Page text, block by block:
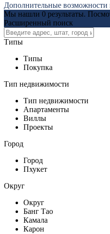
Дополнительные возможности
Мы нашли 0 результаты.
Расширенный поиск
Типы
Типы
Покупка
Тип недвижимости
Тип недвижимости
Апартаменты
Виллы
Проекты
Город
Город
Пхукет
Округ
Округ
Банг Тао
Камала
Карон